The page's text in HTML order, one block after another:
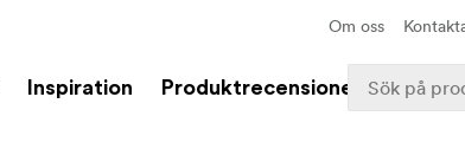
Om oss
Inspiration Produktrecensioner